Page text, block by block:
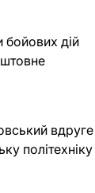
бойових дій
вдруге
політехніку